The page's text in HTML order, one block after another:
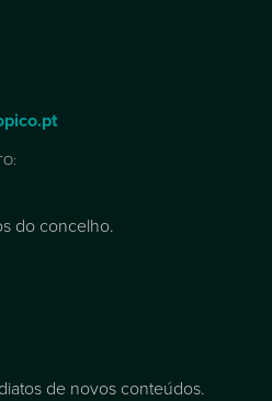
do concelho.
de novos conteúdos.